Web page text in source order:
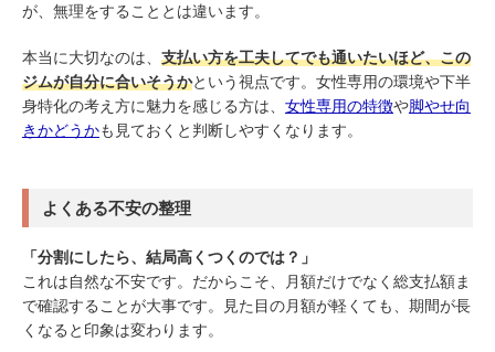
が、無理をすることとは違います。
本当に大切なのは、 支払い方を工夫してでも通いたいほど、この
ジムが自分に合いそうかという視点です。女性専用の環境や下半
身特化の考え方に魅力を感じる方は、 女性専用の特徴や脚やせ向
きかどうかも見ておくと判断しやすくなります。
よくある不安の整理
「分割にしたら、結局高くつくのでは？」
これは自然な不安です。だからこそ、月額だけでなく総支払額ま
で確認することが大事です。見た目の月額が軽くても、期間が長
くなると印象は変わります。